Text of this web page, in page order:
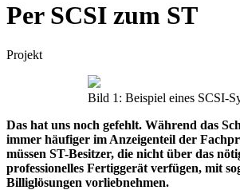
Per SCSI zum ST
Projekt
Bild 1: Beispiel eines SCSI-
Das hat uns noch gefehlt. Während das
immer häufiger im Anzeigenteil der
müssen ST-Besitzer, die nicht über das
professionelles Fertiggerät verfügen, mit
Billiglösungen vorliebnehmen.